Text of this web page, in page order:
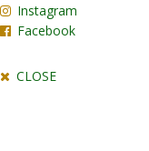
Instagram
Facebook
CLOSE